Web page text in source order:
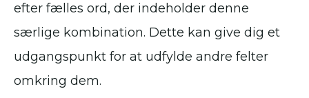
efter fælles ord, der indeholder denne
særlige kombination. Dette kan give dig et
udgangspunkt for at udfylde andre felter
omkring dem.